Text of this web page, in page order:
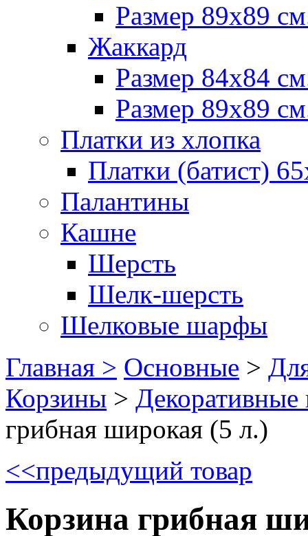
Размер 89х89
Жаккард
Размер 84х84
Размер 89х89
Платки из хлопка
Платки (батист)
Палантины
Кашне
Шерсть
Шелк-шерсть
Шелковые шарфы
Главная > Основные >
Корзины >
грибная широкая (5 л.)
<<предыдущий товар
Корзина грибная